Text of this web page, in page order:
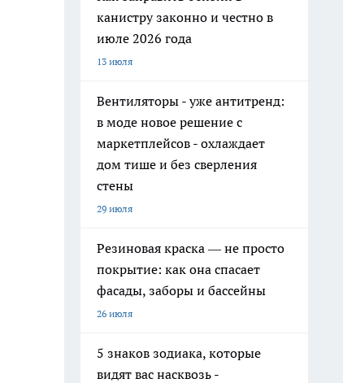
канистру законно и честно в
июле 2026 года
13 июля
Вентиляторы - уже антитренд:
в моде новое решение с
маркетплейсов - охлаждает
дом тише и без сверления
стены
29 июля
Резиновая краска — не просто
покрытие: как она спасает
фасады, заборы и бассейны
26 июля
5 знаков зодиака, которые
видят вас насквозь -